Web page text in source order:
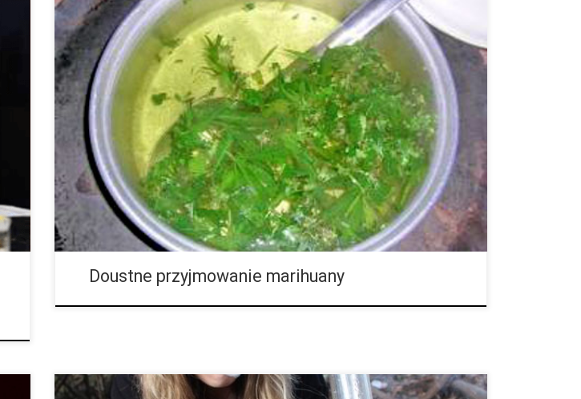
Doustne przyjmowanie marihuany pozwala nam na wiele możliwości. Działanie, jego
długość i intensywność są przy tym bardzo zróżnicowane. Najczęściej jej działanie
odczuwamy po 60 – 120 minutach od zażycia, czasem […]
Doustne przyjmowanie marihuany